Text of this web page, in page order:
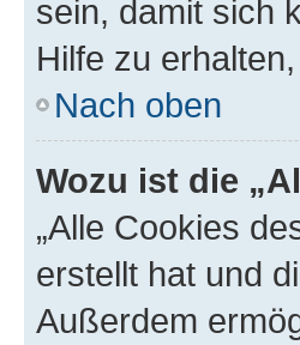
sein, damit sich
Hilfe zu
Nach oben
Wozu ist die
„Alle Cookies
erstellt hat und
Außerdem